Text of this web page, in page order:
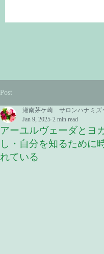
Post
アーユルヴェーダとヨ
し・自分を知るために
れている
湘南茅ケ崎 サロンハナミズ
Jan 9, 2025 2 min read